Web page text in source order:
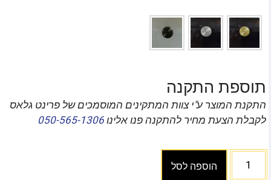
תוספת התקנה
התקנת המוצר ע"י צוות המתקינים המוסמכים של פרינט גלאס
לקבלת הצעת מחיר להתקנה פנו אלינו050-565-1306
הוספה לסל